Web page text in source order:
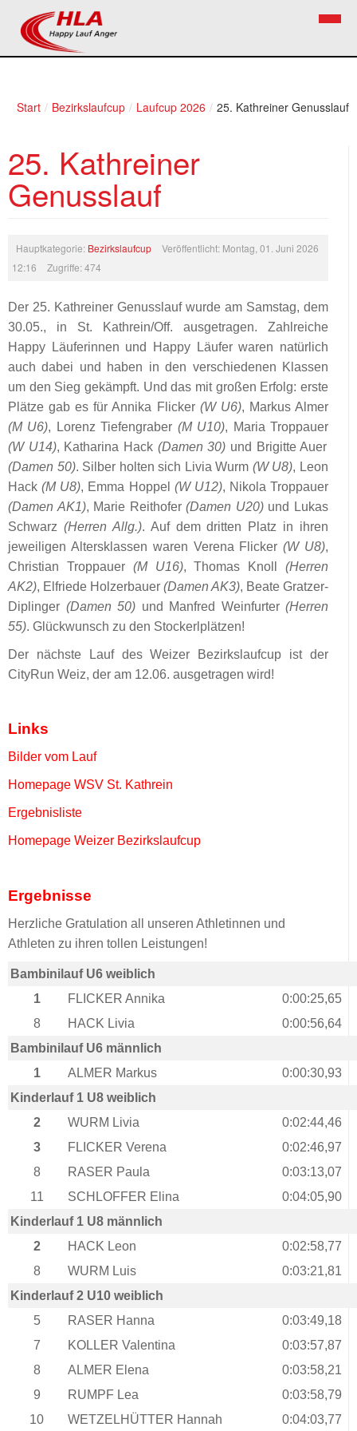
Start / Bezirkslaufcup / Laufcup 2026 / 25. Kathreiner Genusslauf
25. Kathreiner
Genusslauf
Hauptkategorie: Bezirkslaufcup
Veröffentlicht: Montag, 01. Juni 2026
12:16
Zugriffe: 474
Der 25. Kathreiner Genusslauf wurde am Samstag, dem
30.05., in St. Kathrein/Off. ausgetragen. Zahlreiche
Happy Läuferinnen und Happy Läufer waren natürlich
auch dabei und haben in den verschiedenen Klassen
um den Sieg gekämpft. Und das mit großen Erfolg: erste
Plätze gab es für Annika Flicker (W U6), Markus Almer
(M U6), Lorenz Tiefengraber (M U10), Maria Troppauer
(W U14), Katharina Hack (Damen 30) und Brigitte Auer
(Damen 50). Silber holten sich Livia Wurm (W U8), Leon
Hack(M U8), Emma Hoppel (W U12), Nikola Troppauer
(Damen AK1), Marie Reithofer(Damen U20)und Lukas
Schwarz (Herren Allg.). Auf dem dritten Platz in ihren
jeweiligen Altersklassen waren Verena Flicker(W U8),
Christian Troppauer (M U16), Thomas Knoll(Herren
AK2), Elfriede Holzerbauer (Damen AK3), Beate Gratzer-
Diplinger (Damen 50) und Manfred Weinfurter (Herren
55). Glückwunsch zu den Stockerlplätzen!
Der nächste Lauf des Weizer Bezirkslaufcup ist der
CityRun Weiz, der am 12.06. ausgetragen wird!
Links
Bilder vom Lauf
Homepage WSV St. Kathrein
Ergebnisliste
Homepage Weizer Bezirkslaufcup
Ergebnisse
Herzliche Gratulation all unseren Athletinnen und
Athleten zu ihren tollen Leistungen!
Bambinilauf U6 weiblich
1
FLICKER Annika
0:00:25,65
8
HACK Livia
0:00:56,64
Bambinilauf U6 männlich
1
ALMER Markus
0:00:30,93
Kinderlauf 1 U8 weiblich
2
WURM Livia
0:02:44,46
3
FLICKER Verena
0:02:46,97
8
RASER Paula
0:03:13,07
11
SCHLOFFER Elina
0:04:05,90
Kinderlauf 1 U8 männlich
2
HACK Leon
0:02:58,77
8
WURM Luis
0:03:21,81
Kinderlauf 2 U10 weiblich
5
RASER Hanna
0:03:49,18
7
KOLLER Valentina
0:03:57,87
8
ALMER Elena
0:03:58,21
9
RUMPF Lea
0:03:58,79
10
WETZELHÜTTER Hannah 0:04:03,77
Verein
Kontakt
Mitglied werden
Bezirkslaufcup
Volkslauf
Bilder
Termine